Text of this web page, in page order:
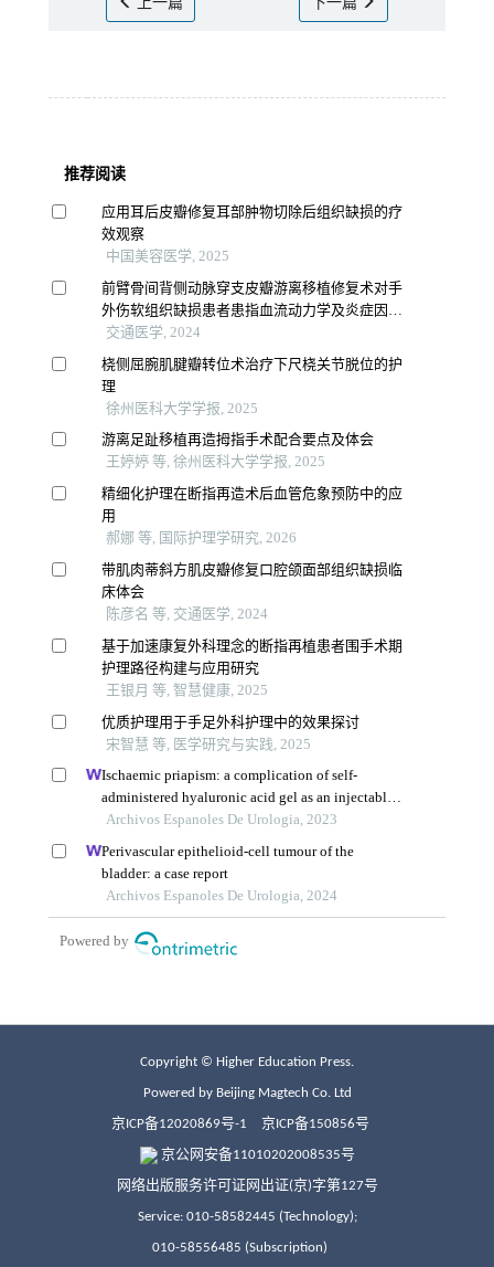
上一篇 下一篇
Copyright © Higher Education Press.
Powered by Beijing Magtech Co. Ltd
京ICP备12020869号-1 京ICP备150856号
京公网安备11010202008535号
网络出版服务许可证网出证(京)字第127号
Service: 010-58582445 (Technology);
010-58556485 (Subscription)